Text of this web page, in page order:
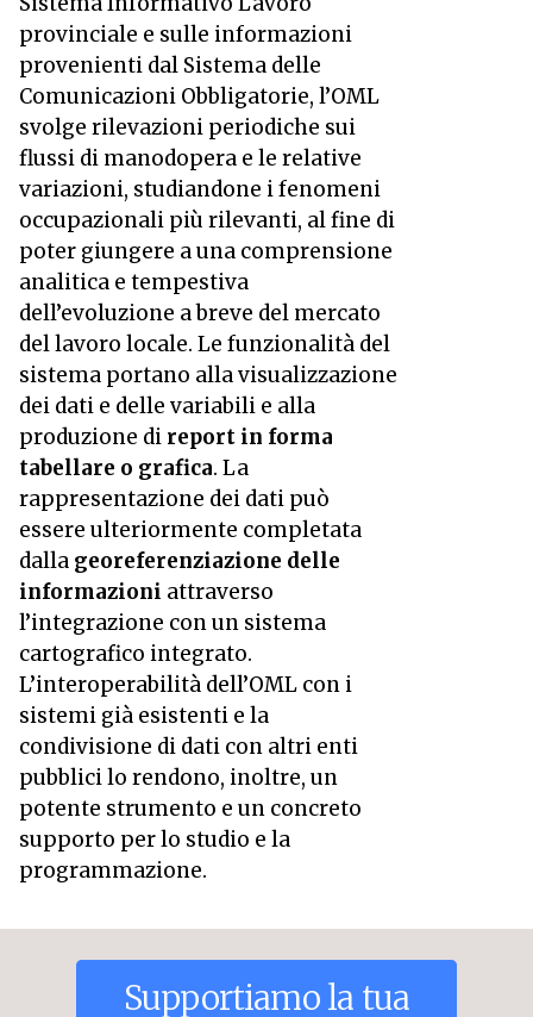
provinciale e sulle informazioni
provenienti dal Sistema delle
Comunicazioni Obbligatorie, l’OML
svolge rilevazioni periodiche sui
flussi di manodopera e le relative
variazioni, studiandone i fenomeni
occupazionali più rilevanti, al fine di
poter giungere a una comprensione
analitica e tempestiva
dell’evoluzione a breve del mercato
del lavoro locale. Le funzionalità del
sistema portano alla visualizzazione
dei dati e delle variabili e alla
produzione di report in forma
tabellare o grafica. La
rappresentazione dei dati può
essere ulteriormente completata
dalla georeferenziazione delle
informazioni attraverso
l’integrazione con un sistema
cartografico integrato.
L’interoperabilità dell’OML con i
sistemi già esistenti e la
condivisione di dati con altri enti
pubblici lo rendono, inoltre, un
potente strumento e un concreto
supporto per lo studio e la
programmazione.
Supportiamo la tua